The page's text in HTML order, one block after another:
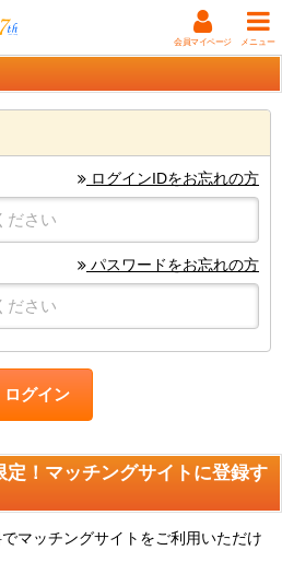
会員マイページ メニュー
ログインIDをお忘れの方
パスワードをお忘れの方
ログイン
定！マッチングサイトに登録す
マッチングサイトをご利用いただけ